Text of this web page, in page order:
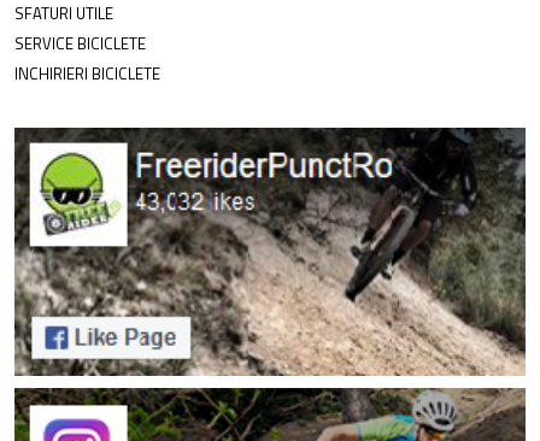
SFATURI UTILE
SERVICE BICICLETE
INCHIRIERI BICICLETE